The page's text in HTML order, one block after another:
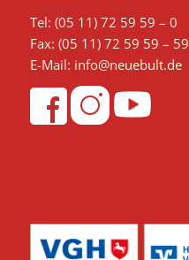
Tel: (05 11) 72 59 59 – 0
Fax: (05 11) 72 59 59 – 59
E-Mail: info@neuebult.de